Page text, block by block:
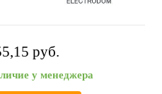
pуб.
у менеджера